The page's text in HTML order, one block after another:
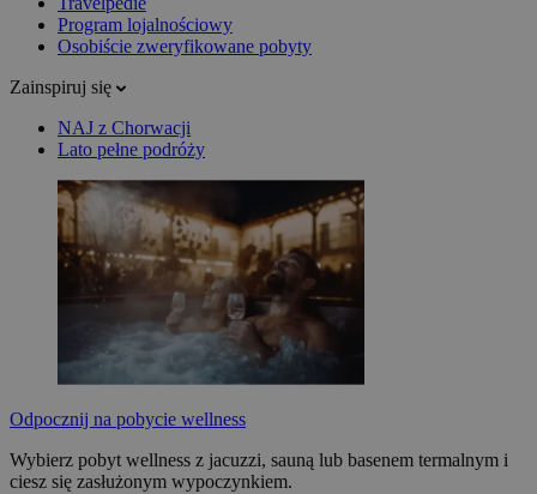
Program lojalnościowy
Osobiście zweryfikowane pobyty
Zainspiruj się
NAJ z Chorwacji
Lato pełne podróży
Odpocznij na pobycie wellness
Wybierz pobyt wellness z jacuzzi, sauną lub basenem termalnym i
ciesz się zasłużonym wypoczynkiem.